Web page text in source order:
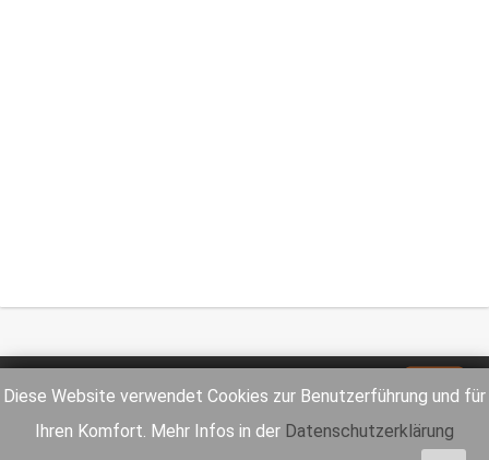
Diese Website verwendet Cookies zur Benutzerführung und für
Ihren Komfort. Mehr Infos in der Datenschutzerklärung